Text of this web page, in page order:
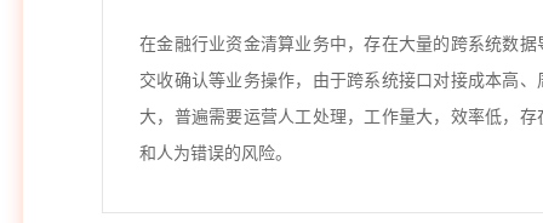
在金融行业资金清算业务中，存在大量的跨系统数据
交收确认等业务操作，由于跨系统接口对接成本高
大，普遍需要运营人工处理，工作量大，效率低，
和人为错误的风险。